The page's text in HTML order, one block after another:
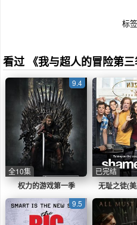
标签
看过 《我与超人的冒险第
权力的游戏第一季
9.4
全10集
无耻之徒(
已完结
9.5